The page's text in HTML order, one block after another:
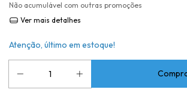
Não acumulável com outras promoções
Ver mais detalhes
Atenção, último em estoque!